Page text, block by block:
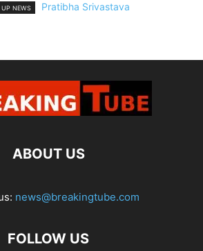
UP NEWS Pratibha Srivastava
ABOUT US
news@breakingtube.com
FOLLOW US